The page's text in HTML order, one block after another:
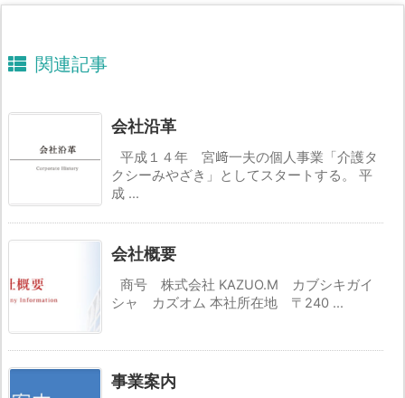
関連記事
会社沿革
平成１４年 宮﨑一夫の個人事業「介護タ
クシーみやざき」としてスタートする。 平
成 ...
会社概要
商号 株式会社 KAZUO.M カブシキガイ
シャ カズオム 本社所在地 〒240 ...
事業案内